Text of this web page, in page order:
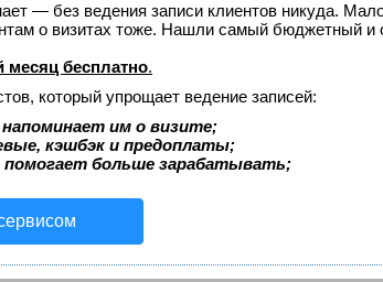
— без ведения записи клиентов никуда.
о визитах тоже. Нашли самый бюджетный и
месяц бесплатно.
который упрощает ведение записей:
им о визите;
кэшбэк и предоплаты;
больше зарабатывать;